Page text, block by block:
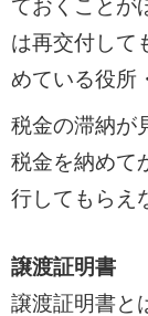
ておくことが
は再交付して
めている役所
税金の滞納が
税金を納めて
行してもらえ
譲渡証明書
譲渡証明書と